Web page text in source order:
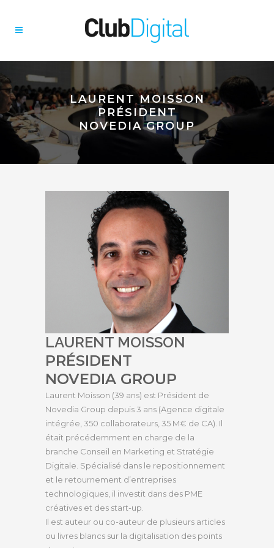
LAURENT MOISSON
PRÉSIDENT
NOVEDIA GROUP
LAURENT MOISSON
PRÉSIDENT
NOVEDIA GROUP
Laurent Moisson (39 ans) est Président de
Novedia Group depuis 3 ans (Agence digitale
intégrée, 350 collaborateurs, 35 M€ de CA). Il
était précédemment en charge de la
branche Conseil en Marketing et Stratégie
Digitale. Spécialisé dans le repositionnement
et le retournement d’entreprises
technologiques, il investit dans des PME
créatives et des start-up.
Il est auteur ou co-auteur de plusieurs articles
ou livres blancs sur la digitalisation des points